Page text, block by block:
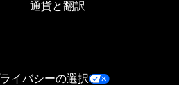
通貨と翻訳
イバシーの選択